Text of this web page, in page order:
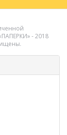
- 2018